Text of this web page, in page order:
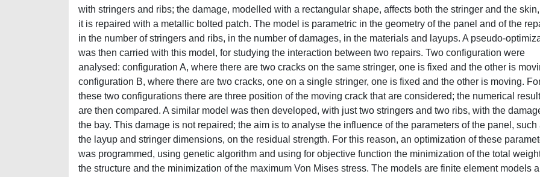
with stringers and ribs; the damage, modelled with a rectangular shape, affects both the stringer and the
it is repaired with a metallic bolted patch. The model is parametric in the geometry of the panel and of the
in the number of stringers and ribs, in the number of damages, in the materials and layups. A pseudo-
was then carried with this model, for studying the interaction between two repairs. Two configuration were
analysed: configuration A, where there are two cracks on the same stringer, one is fixed and the other is
configuration B, where there are two cracks, one on a single stringer, one is fixed and the other is moving.
these two configurations there are three position of the moving crack that are considered; the numerical
are then compared. A similar model was then developed, with just two stringers and two ribs, with the
the bay. This damage is not repaired; the aim is to analyse the influence of the parameters of the panel, such
the layup and stringer dimensions, on the residual strength. For this reason, an optimization of these
was programmed, using genetic algorithm and using for objective function the minimization of the total
the structure and the minimization of the maximum Von Mises stress. The models are finite element models